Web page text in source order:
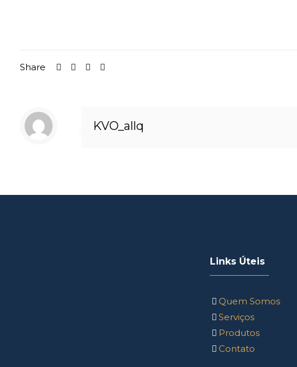
Share
KVO_allq
Links Úteis
Quem Somos
Serviços
Produtos
Contato